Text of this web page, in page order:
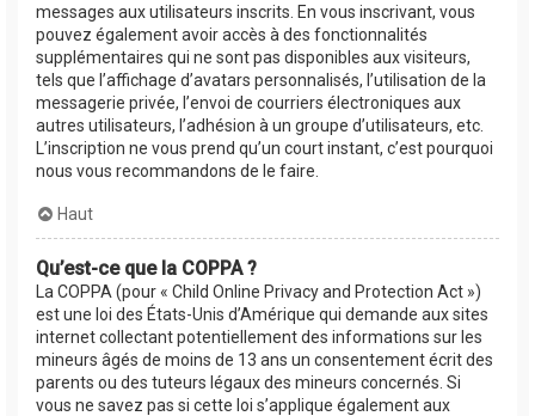
messages aux utilisateurs inscrits. En vous inscrivant, vous
pouvez également avoir accès à des fonctionnalités
supplémentaires qui ne sont pas disponibles aux visiteurs,
tels que l’affichage d’avatars personnalisés, l’utilisation de la
messagerie privée, l’envoi de courriers électroniques aux
autres utilisateurs, l’adhésion à un groupe d’utilisateurs, etc.
L’inscription ne vous prend qu’un court instant, c’est pourquoi
nous vous recommandons de le faire.
Haut
Qu’est-ce que la COPPA ?
La COPPA (pour « Child Online Privacy and Protection Act »)
est une loi des États-Unis d’Amérique qui demande aux sites
internet collectant potentiellement des informations sur les
mineurs âgés de moins de 13 ans un consentement écrit des
parents ou des tuteurs légaux des mineurs concernés. Si
vous ne savez pas si cette loi s’applique également aux